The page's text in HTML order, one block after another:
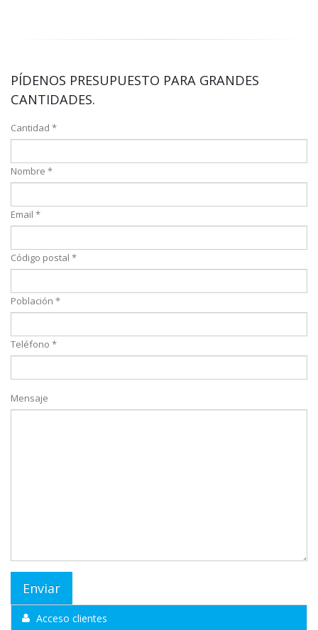
PÍDENOS PRESUPUESTO PARA GRANDES
CANTIDADES.
Cantidad *
Nombre *
Email *
Código postal *
Población *
Teléfono *
Mensaje
Acceso clientes